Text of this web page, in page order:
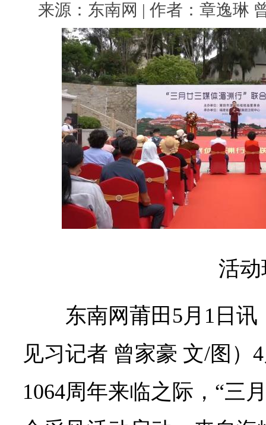
来源：东南网 | 作者：章逸琳
活
东南网莆田5月1日
见习记者 曾家豪 文/图）
1064周年来临之际，“三